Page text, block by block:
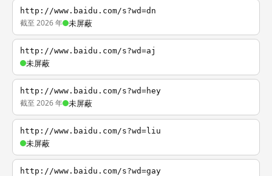
http://www.baidu.com/s?wd=dn
截至 2026 年 未屏蔽
http://www.baidu.com/s?wd=aj
未屏蔽
http://www.baidu.com/s?wd=hey
截至 2026 年 未屏蔽
http://www.baidu.com/s?wd=liu
未屏蔽
http://www.baidu.com/s?wd=gay